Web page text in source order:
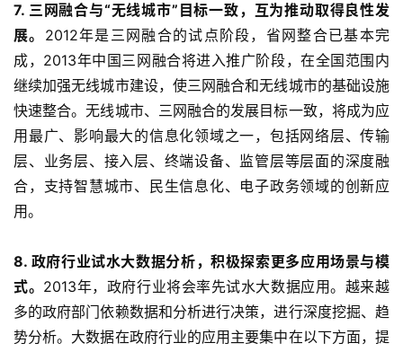
7. 三网融合与“无线城市”目标一致，互为推动取得良性发
展。 2012年是三网融合的试点阶段，省网整合已基本完
成，2013年中国三网融合将进入推广阶段，在全国范围内
继续加强无线城市建设，使三网融合和无线城市的基础设施
快速整合。无线城市、三网融合的发展目标一致，将成为应
用最广、影响最大的信息化领域之一，包括网络层、传输
层、业务层、接入层、终端设备、监管层等层面的深度融
合，支持智慧城市、民生信息化、电子政务领域的创新应
用。
8. 政府行业试水大数据分析，积极探索更多应用场景与模
式。 2013年，政府行业将会率先试水大数据应用。越来越
多的政府部门依赖数据和分析进行决策，进行深度挖掘、趋
势分析。大数据在政府行业的应用主要集中在以下方面，提